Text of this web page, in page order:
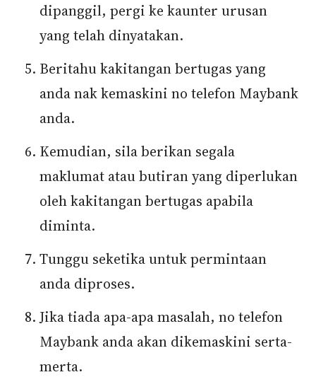
dipanggil, pergi ke kaunter urusan
yang telah dinyatakan.
Beritahu kakitangan bertugas yang
anda nak kemaskini no telefon Maybank
anda.
Kemudian, sila berikan segala
maklumat atau butiran yang diperlukan
oleh kakitangan bertugas apabila
diminta.
Tunggu seketika untuk permintaan
anda diproses.
Jika tiada apa-apa masalah, no telefon
Maybank anda akan dikemaskini serta-
merta.